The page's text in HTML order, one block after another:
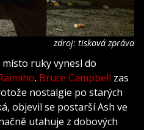
zdroj: tisková zpráva
ruky vynesl do
. Bruce Campbell zas
nostalgie po starých
objevil se postarší Ash ve
utahuje z dobových